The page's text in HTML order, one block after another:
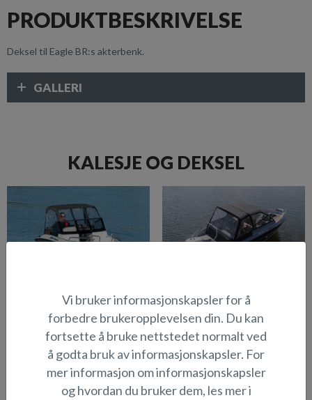
PRODUKTBESKRIVELSE
Deksel til Eagle BR:s akterbenk.
GALLERI
KALESJE OG DEKSEL
Akterkalesje (Beaver BR) Akterkalesje (Eagle BR)
Vi bruker informasjonskapsler for å
forbedre brukeropplevelsen din. Du kan
fortsette å bruke nettstedet normalt ved
å godta bruk av informasjonskapsler. For
mer informasjon om informasjonskapsler
og hvordan du bruker dem, les mer i